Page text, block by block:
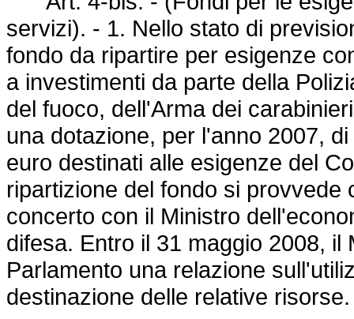
servizi). - 1. Nello stato di
fondo da ripartire per esigenze
a investimenti da parte della
del fuoco, dell'Arma dei
una dotazione, per l'anno 2007,
euro destinati alle esigenze del
ripartizione del fondo si
concerto con il Ministro
difesa. Entro il 31 maggio 2008,
Parlamento una relazione
destinazione delle relative risorse.